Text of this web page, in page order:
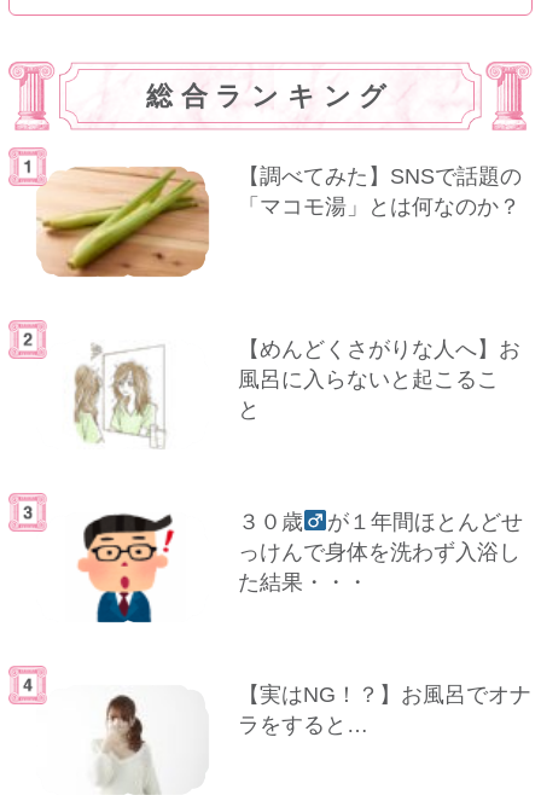
総合ランキング
【調べてみた】SNSで話題の
「マコモ湯」とは何なのか？
【めんどくさがりな人へ】お
風呂に入らないと起こるこ
と
３０歳
が１年間ほとんどせ
っけんで身体を洗わず入浴し
た結果・・・
【実はNG！？】お風呂でオナ
ラをすると…